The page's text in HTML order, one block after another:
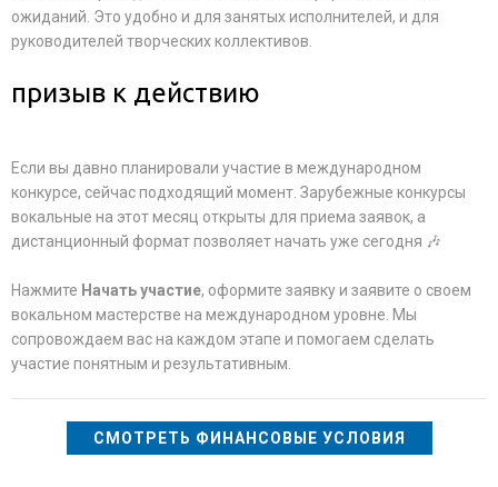
ожиданий. Это удобно и для занятых исполнителей, и для
руководителей творческих коллективов.
призыв к действию
Если вы давно планировали участие в международном
конкурсе, сейчас подходящий момент. Зарубежные конкурсы
вокальные на этот месяц открыты для приема заявок, а
дистанционный формат позволяет начать уже сегодня 🎶
Нажмите Начать участие, оформите заявку и заявите о своем
вокальном мастерстве на международном уровне. Мы
сопровождаем вас на каждом этапе и помогаем сделать
участие понятным и результативным.
СМОТРЕТЬ ФИНАНСОВЫЕ УСЛОВИЯ